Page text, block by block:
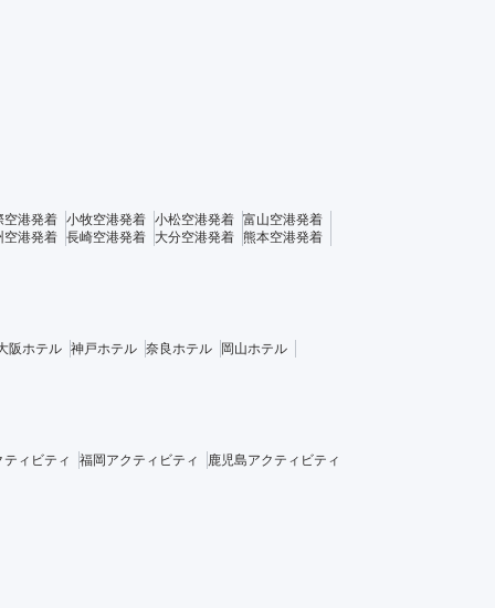
空港発着 小牧空港発着 小松空港発着 富山空港発着
空港発着 長崎空港発着 大分空港発着 熊本空港発着
阪ホテル 神戸ホテル 奈良ホテル 岡山ホテル
ティビティ 福岡アクティビティ 鹿児島アクティビティ